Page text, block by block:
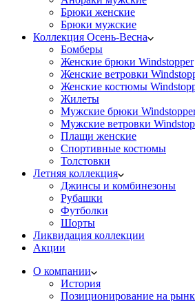
Брюки женские
Брюки мужские
Коллекция Осень-Весна
Бомберы
Женские брюки Windstopper
Женские ветровки
Женские костюмы
Жилеты
Мужские брюки
Мужские ветровки
Плащи женские
Спортивные костюмы
Толстовки
Летняя коллекция
Джинсы и комбинезоны
Рубашки
Футболки
Шорты
Ликвидация коллекции
Акции
О компании
История
Позиционирование на